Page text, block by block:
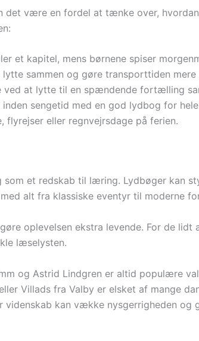
være en fordel at tænke over,
et kapitel, mens børnene spiser
sammen og gøre transporttiden mere
ved at lytte til en spændende fortælling
sengetid med en god lydbog for
eller regnvejrsdage på ferien.
et redskab til læring. Lydbøger kan
alt fra klassiske eventyr til moderne
oplevelsen ekstra levende. For de
læselysten.
og Astrid Lindgren er altid populære
Villads fra Valby er elsket af mange
videnskab kan vække nysgerrigheden og